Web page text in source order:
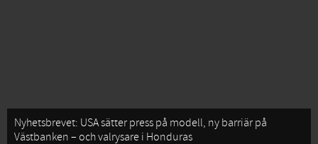
Nyhetsbrevet: USA sätter press på modell, ny barriär på
Västbanken – och valrysare i Honduras